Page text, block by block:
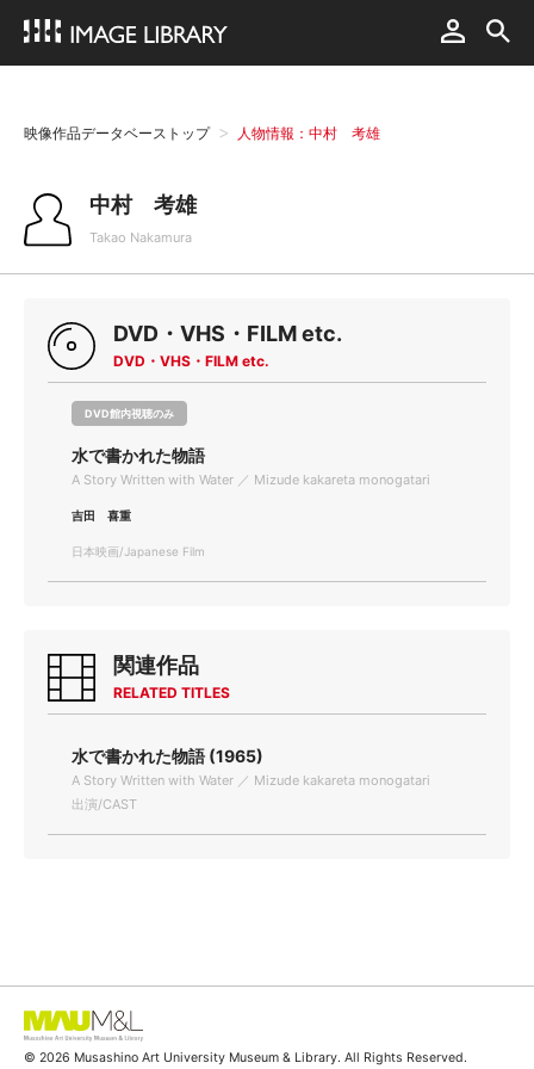
映像作品データベーストップ 人物情報：中村 考雄
中村 考雄
Takao Nakamura
DVD・VHS・FILM etc.
DVD・VHS・FILM etc.
DVD館内視聴のみ
水で書かれた物語
A Story Written with Water ／ Mizude kakareta monogatari
吉田 喜重
日本映画/Japanese Film
関連作品
RELATED TITLES
水で書かれた物語 (1965)
A Story Written with Water ／ Mizude kakareta monogatari
出演/CAST
© 2026 Musashino Art University Museum & Library. All Rights Reserved.